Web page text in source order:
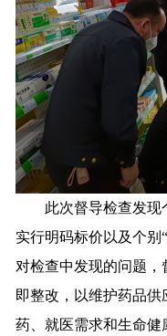
此次督导检查发现
实行明码标价以及个别
对检查中发现的问题
即整改，以维护药品
药、就医需求和生命健